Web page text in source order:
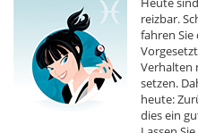
reizbar.
fahren Sie
Verhalten
setzen.
heute:
dies ein